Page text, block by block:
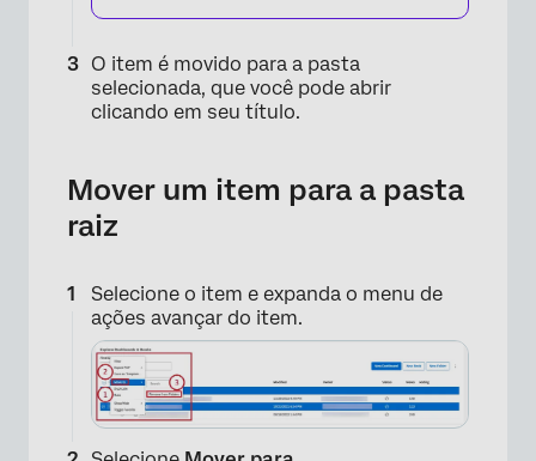
O item é movido para a pasta
selecionada, que você pode abrir
clicando em seu título.
Mover um item para a pasta
raiz
Selecione o item e expanda o menu de
ações avançar do item.